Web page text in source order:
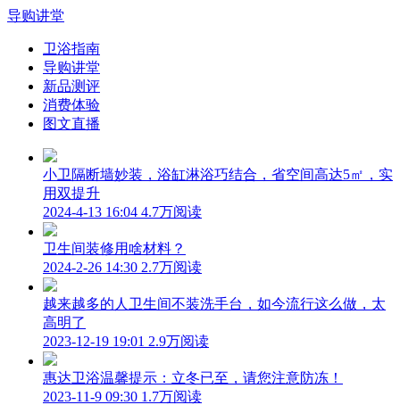
导购讲堂
卫浴指南
导购讲堂
新品测评
消费体验
图文直播
小卫隔断墙妙装，浴缸淋浴巧结合，省空间高达5㎡，实
用双提升
2024-4-13 16:04 4.7万阅读
卫生间装修用啥材料？
2024-2-26 14:30 2.7万阅读
越来越多的人卫生间不装洗手台，如今流行这么做，太
高明了
2023-12-19 19:01 2.9万阅读
惠达卫浴温馨提示：立冬已至，请您注意防冻！
2023-11-9 09:30 1.7万阅读